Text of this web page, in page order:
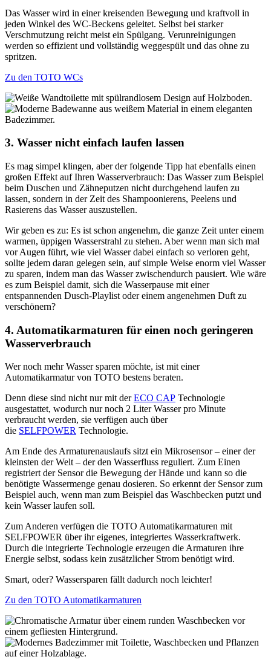
Das Wasser wird in einer kreisenden Bewegung und kraftvoll in
jeden Winkel des WC-Beckens geleitet. Selbst bei starker
Verschmutzung reicht meist ein Spülgang. Verunreinigungen
werden so effizient und vollständig weggespült und das ohne zu
spritzen.
Zu den TOTO WCs
3. Wasser nicht einfach laufen lassen
Es mag simpel klingen, aber der folgende Tipp hat ebenfalls einen
großen Effekt auf Ihren Wasserverbrauch: Das Wasser zum Beispiel
beim Duschen und Zähneputzen nicht durchgehend laufen zu
lassen, sondern in der Zeit des Shampoonierens, Peelens und
Rasierens das Wasser auszustellen.
Wir geben es zu: Es ist schon angenehm, die ganze Zeit unter einem
warmen, üppigen Wasserstrahl zu stehen. Aber wenn man sich mal
vor Augen führt, wie viel Wasser dabei einfach so verloren geht,
sollte jedem daran gelegen sein, auf simple Weise enorm viel Wasser
zu sparen, indem man das Wasser zwischendurch pausiert. Wie wäre
es zum Beispiel damit, sich die Wasserpause mit einer
entspannenden Dusch-Playlist oder einem angenehmen Duft zu
verschönern?
4. Automatikarmaturen für einen noch geringeren
Wasserverbrauch
Wer noch mehr Wasser sparen möchte, ist mit einer
Automatikarmatur von TOTO bestens beraten.
Denn diese sind nicht nur mit der ECO CAP Technologie
ausgestattet, wodurch nur noch 2 Liter Wasser pro Minute
verbraucht werden, sie verfügen auch über
die SELFPOWER Technologie.
Am Ende des Armaturenauslaufs sitzt ein Mikrosensor – einer der
kleinsten der Welt – der den Wasserfluss reguliert. Zum Einen
registriert der Sensor die Bewegung der Hände und kann so die
benötigte Wassermenge genau dosieren. So erkennt der Sensor zum
Beispiel auch, wenn man zum Beispiel das Waschbecken putzt und
kein Wasser laufen soll.
Zum Anderen verfügen die TOTO Automatikarmaturen mit
SELFPOWER über ihr eigenes, integriertes Wasserkraftwerk.
Durch die integrierte Technologie erzeugen die Armaturen ihre
Energie selbst, sodass kein zusätzlicher Strom benötigt wird.
Smart, oder? Wassersparen fällt dadurch noch leichter!
Zu den TOTO Automatikarmaturen